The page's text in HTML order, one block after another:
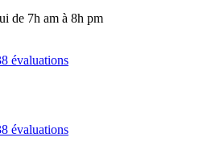
de 7h am à 8h pm
évaluations
évaluations